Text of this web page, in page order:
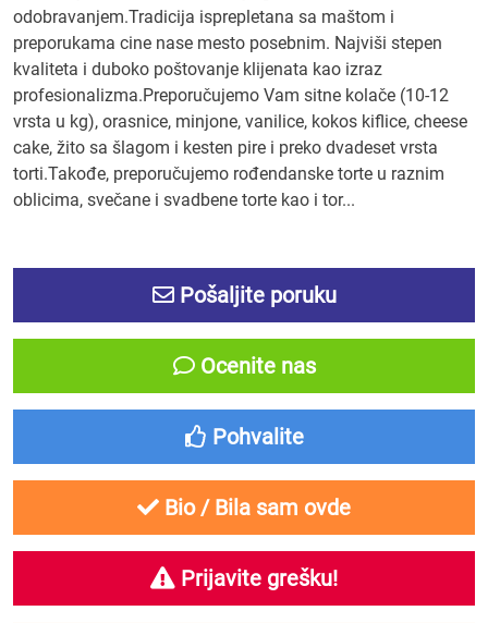
odobravanjem.Tradicija isprepletana sa maštom i
preporukama cine nase mesto posebnim. Najviši stepen
kvaliteta i duboko poštovanje klijenata kao izraz
profesionalizma.Preporučujemo Vam sitne kolače (10-12
vrsta u kg), orasnice, minjone, vanilice, kokos kiflice, cheese
cake, žito sa šlagom i kesten pire i preko dvadeset vrsta
torti.Takođe, preporučujemo rođendanske torte u raznim
oblicima, svečane i svadbene torte kao i tor...
Pošaljite poruku
Ocenite nas
Pohvalite
Bio / Bila sam ovde
Prijavite grešku!